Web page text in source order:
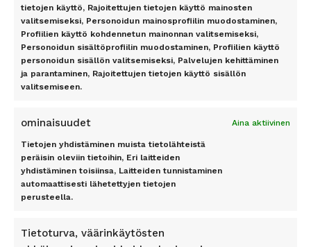
tietojen käyttö, Rajoitettujen tietojen käyttö mainosten
valitsemiseksi, Personoidun mainosprofiilin muodostaminen,
Profiilien käyttö kohdennetun mainonnan valitsemiseksi,
Personoidun sisältöprofiilin muodostaminen, Profiilien käyttö
personoidun sisällön valitsemiseksi, Palvelujen kehittäminen
ja parantaminen, Rajoitettujen tietojen käyttö sisällön
valitsemiseen.
ominaisuudet Aina aktiivinen
Tietojen yhdistäminen muista tietolähteistä
peräisin oleviin tietoihin, Eri laitteiden
yhdistäminen toisiinsa, Laitteiden tunnistaminen
automaattisesti lähetettyjen tietojen
perusteella.
Tietoturva, väärinkäytösten
Kreeta
Kypros
Mallorca
Phuket
Rodos
Teneriffa
Rooma
TILAA UUTISKIRJE
Pidetty 162